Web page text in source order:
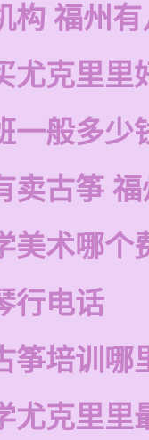
构 福州
尤克里里
一般多少
卖古筝
美术哪个
行电话
筝培训哪
尤克里里